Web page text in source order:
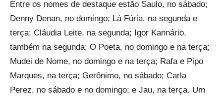
Entre os nomes de destaque estão Saulo, no sábado;
Denny Denan, no domingo; Lá Fúria. na segunda e
terça; Cláudia Leite, na segunda; Igor Kannário,
também na segunda; O Poeta, no domingo e na terça;
Mudei de Nome, no domingo e na terça; Rafa e Pipo
Marques, na terça; Gerônimo, no sábado; Carla
Perez, no sábado e no domingo; e Jau, na terça. Um